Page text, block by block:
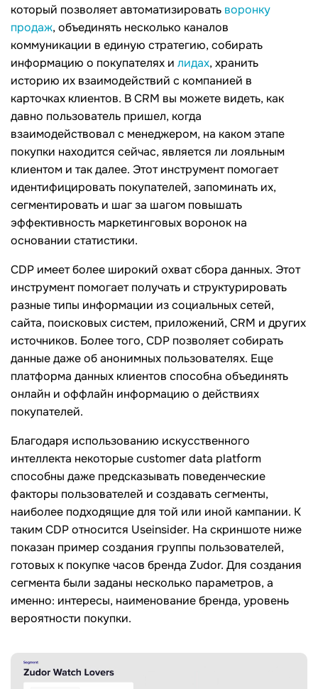
который позволяет автоматизировать воронку
продаж, объединять несколько каналов
коммуникации в единую стратегию, собирать
информацию о покупателях и лидах, хранить
историю их взаимодействий с компанией в
карточках клиентов. В CRM вы можете видеть, как
давно пользователь пришел, когда
взаимодействовал с менеджером, на каком этапе
покупки находится сейчас, является ли лояльным
клиентом и так далее. Этот инструмент помогает
идентифицировать покупателей, запоминать их,
сегментировать и шаг за шагом повышать
эффективность маркетинговых воронок на
основании статистики.
CDP имеет более широкий охват сбора данных. Этот
инструмент помогает получать и структурировать
разные типы информации из социальных сетей,
сайта, поисковых систем, приложений, CRM и других
источников. Более того, CDP позволяет собирать
данные даже об анонимных пользователях. Еще
платформа данных клиентов способна объединять
онлайн и оффлайн информацию о действиях
покупателей.
Благодаря использованию искусственного
интеллекта некоторые customer data platform
способны даже предсказывать поведенческие
факторы пользователей и создавать сегменты,
наиболее подходящие для той или иной кампании. К
таким CDP относится Useinsider. На скриншоте ниже
показан пример создания группы пользователей,
готовых к покупке часов бренда Zudor. Для создания
сегмента были заданы несколько параметров, а
именно: интересы, наименование бренда, уровень
вероятности покупки.